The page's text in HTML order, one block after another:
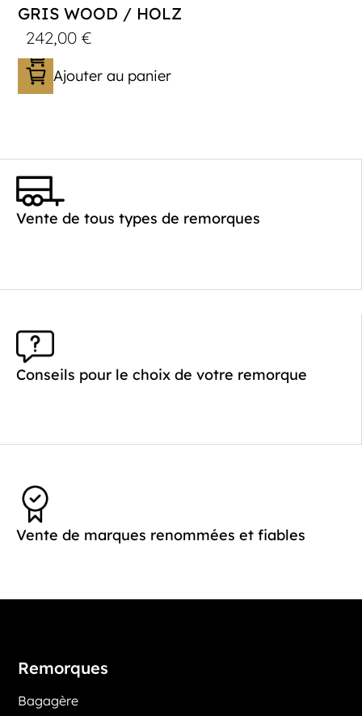
GRIS WOOD / HOLZ
242,00€
Ajouter au panier
Vente de tous types de remorques
Conseils pour le choix de votre remorque
Vente de marques renommées et fiables
Remorques
Bagagère